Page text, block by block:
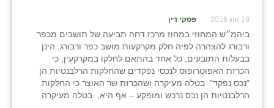
18 אוג 2016 פסקי דין
ביהמ״ש המחוזי במחוז מרכז דחה תביעה של תושבים מכפר
ורבורג להצהרה לפיה חלק מקרקעות מושב כפר ורבורג, הינן
בבעלות התובעים, כל אחד בהתאם לחלקו במקרקעין, כי
הכרזת האפוטרופוס לנכסי נפקדים שהחלקות הרלבנטיות הן
"נכס נפקד" בטלה מעיקרה ושהכרזת שר האוצר כי החלקות
הרלבנטיות הן נכס נרכש ומופקע – אף היא, בטלה מעיקרה.